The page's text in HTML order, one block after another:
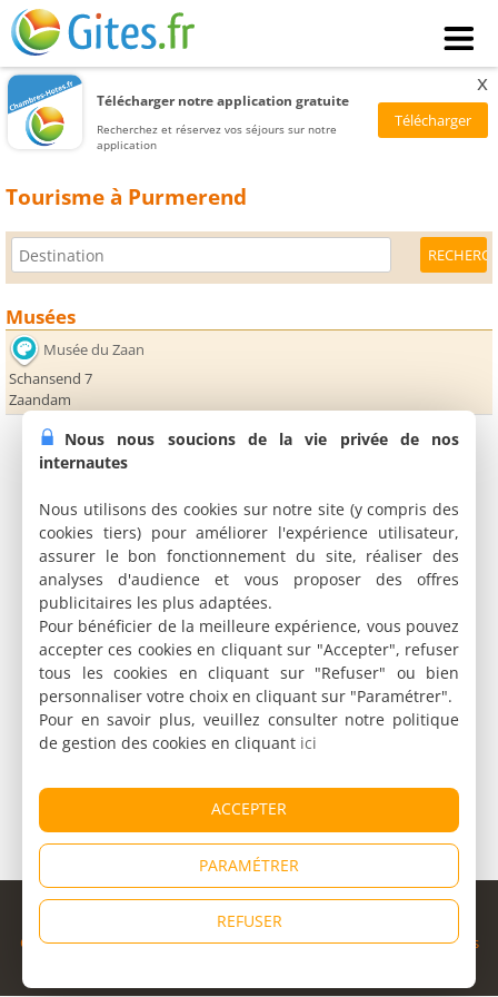
Télécharger notre application gratuite
Recherchez et réservez vos séjours sur notre
application
x
Tourisme à Purmerend
Musées
Musée du Zaan
Schansend 7
Zaandam
© Copyright 1998 - 2026
Cybevasion|Mentions légales|Confidentialité|CGU|Informations
Nous nous soucions de la vie privée de nos
internautes
Nous utilisons des cookies sur notre site (y compris des
cookies tiers) pour améliorer l'expérience utilisateur,
assurer le bon fonctionnement du site, réaliser des
analyses d'audience et vous proposer des offres
publicitaires les plus adaptées.
Pour bénéficier de la meilleure expérience, vous pouvez
accepter ces cookies en cliquant sur "Accepter", refuser
tous les cookies en cliquant sur "Refuser" ou bien
personnaliser votre choix en cliquant sur "Paramétrer".
Pour en savoir plus, veuillez consulter notre politique
de gestion des cookies en cliquant ici
ACCEPTER
PARAMÉTRER
REFUSER